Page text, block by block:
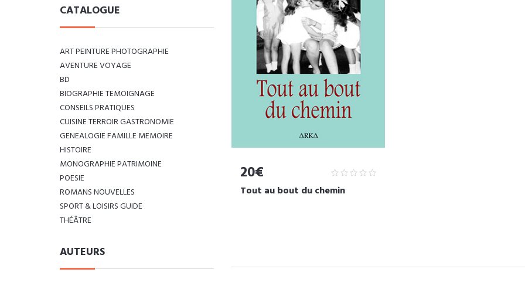
CATALOGUE
ART PEINTURE PHOTOGRAPHIE
AVENTURE VOYAGE
BD
BIOGRAPHIE TEMOIGNAGE
CONSEILS PRATIQUES
CUISINE TERROIR GASTRONOMIE
GENEALOGIE FAMILLE MEMOIRE
HISTOIRE
MONOGRAPHIE PATRIMOINE
POESIE
ROMANS NOUVELLES
SPORT & LOISIRS GUIDE
THÉÂTRE
AUTEURS
20€
Tout au bout du chemin